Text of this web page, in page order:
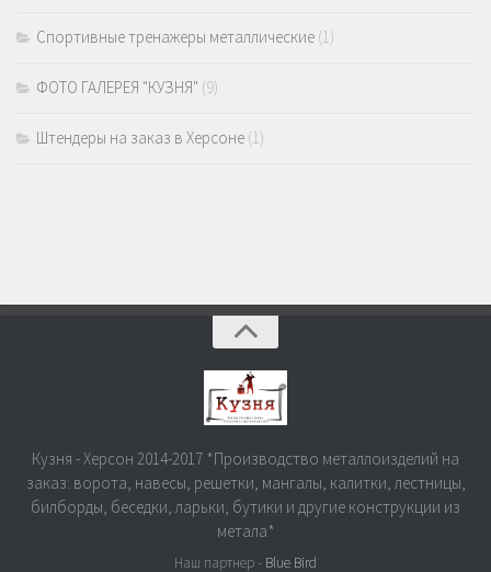
Спортивные тренажеры металлические (1)
ФОТО ГАЛЕРЕЯ "КУЗНЯ" (9)
Штендеры на заказ в Херсоне (1)
Кузня - Херсон 2014-2017 *Производство металлоизделий на
заказ: ворота, навесы, решетки, мангалы, калитки, лестницы,
билборды, беседки, ларьки, бутики и другие конструкции из
метала*
Наш партнер - Blue Bird